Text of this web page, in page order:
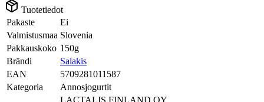
Tuotetiedot
Pakaste
Ei
Valmistusmaa Slovenia
Pakkauskoko 150g
Brändi
Salakis
EAN
5709281011587
Kategoria
Annosjogurtit